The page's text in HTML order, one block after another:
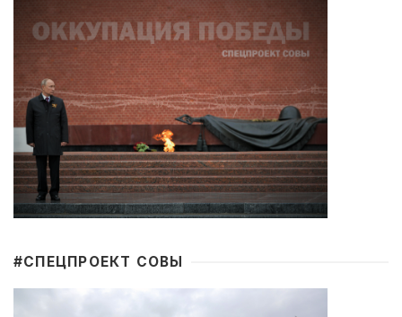
#CПЕЦПРОЕКТ СОВЫ